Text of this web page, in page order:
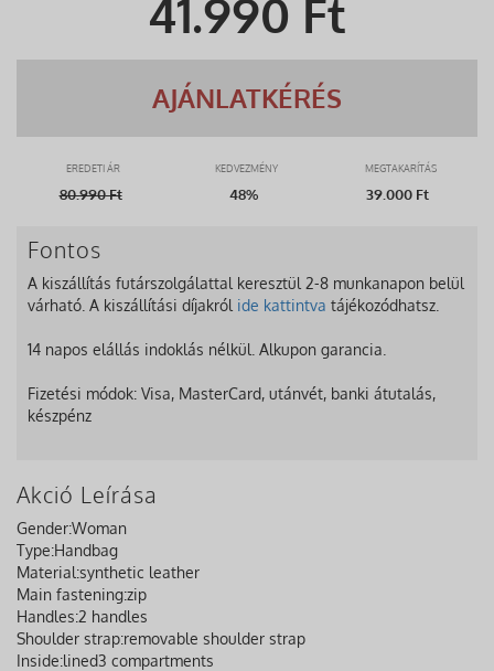
41.990 Ft
AJÁNLATKÉRÉS
EREDETI ÁR KEDVEZMÉNY MEGTAKARÍTÁS
80.990Ft 48% 39.000 Ft
Fontos
A kiszállítás futárszolgálattal keresztül 2-8 munkanapon belül
várható. A kiszállítási díjakról ide kattintva tájékozódhatsz.
14 napos elállás indoklás nélkül. Alkupon garancia.
Fizetési módok: Visa, MasterCard, utánvét, banki átutalás,
készpénz
Akció Leírása
Gender:Woman
Type:Handbag
Material:synthetic leather
Main fastening:zip
Handles:2 handles
Shoulder strap:removable shoulder strap
Inside:lined3 compartments